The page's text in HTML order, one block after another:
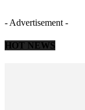
- Advertisement -
HOT NEWS